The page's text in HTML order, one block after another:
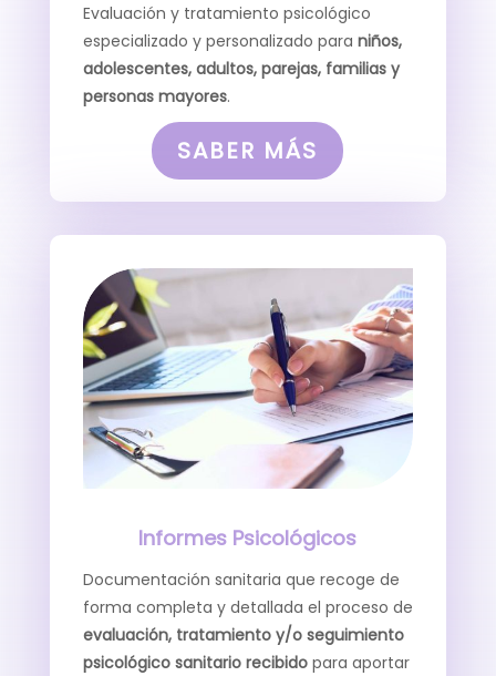
Evaluación y tratamiento psicológico
especializado y personalizado para niños,
adolescentes, adultos, parejas, familias y
personas mayores.
SABER MÁS
Informes Psicológicos
Documentación sanitaria que recoge de
forma completa y detallada el proceso de
evaluación, tratamiento y/o seguimiento
psicológico sanitario recibidopara aportar